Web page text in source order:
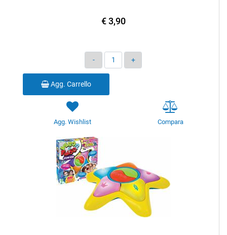
€ 3,90
Quantità
Agg. Carrello
Agg. Wishlist Compara